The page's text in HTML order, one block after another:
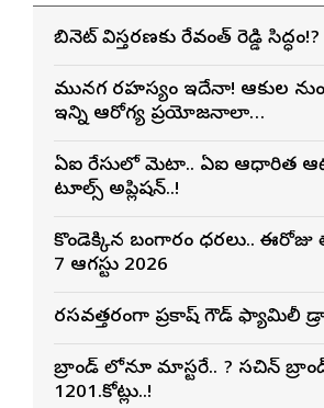
కేబినెట్ విస్తరణకు రేవంత్ రెడ్డి సిద్ధం!?
మునగ రహస్యం ఇదేనా! ఆకుల
ఇన్ని ఆరోగ్య ప్రయోజనాలా…
ఏఐ రేసులో మెటా.. ఏఐ ఆధారిత
టూల్స్ అప్లికేషన్..!
కొండెక్కిన బంగారం ధరలు.. ఈరోజు తాజా రేట్లు ఇవే…
7 ఆగస్టు 2026
రసవత్తరంగా ప్రకాష్ గౌడ్ ఫ్యామిలీ
బ్రాండ్ లోనూ మాస్టరే.. ? సచిన్
1201.కోట్లు..!